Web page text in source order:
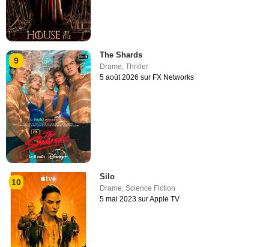
9
The Shards
Drame ,Thriller
5 août 2026 sur FX Networks
10
Silo
Drame,Science Fiction
5 mai 2023 sur Apple TV